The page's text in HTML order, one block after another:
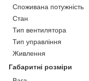
Споживана потужність
Стан
Тип вентилятора
Тип управління
Живлення
Габаритні розміри